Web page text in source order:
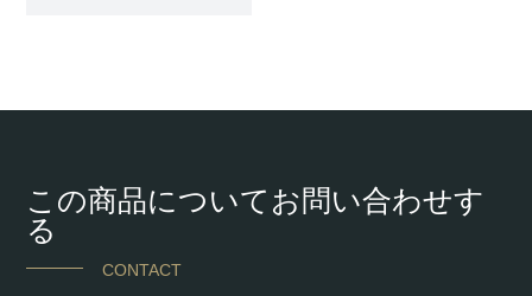
この商品についてお問い合わせす
る
CONTACT